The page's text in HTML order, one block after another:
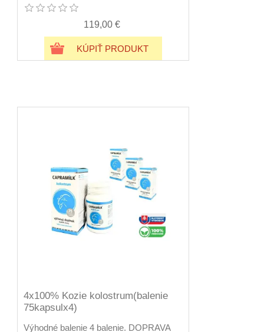
119,00 €
KÚPIŤ PRODUKT
4x100% Kozie kolostrum(balenie
75kapsulx4)
Výhodné balenie 4 balenie. DOPRAVA